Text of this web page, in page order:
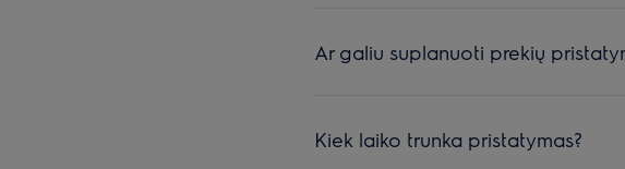
Ar galiu suplanuoti prekių
Kiek laiko trunka pristatymas?